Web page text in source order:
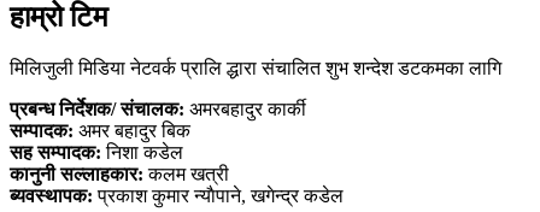
हाम्रो टिम
मिलिजुली मिडिया नेटवर्क प्रालि द्धारा संचालित शुभ शन्देश डटकमका लागि
प्रबन्ध निर्देशक/ संचालक: अमरबहादुर कार्की
सम्पादक: अमर बहादुर बिक
सह सम्पादक: निशा कडेल
कानुनी सल्लाहकार: कलम खत्री
ब्यवस्थापक:प्रकाश कुमार न्याैपाने, खगेन्द्र कडेल